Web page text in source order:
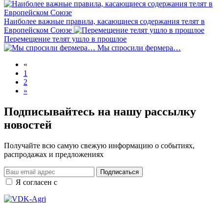
Наиболее важные правила, касающиеся содержания телят в
Европейском Союзе
Перемещение телят ушло в прошлое
Мы спросили фермера…
«
1
2
»
Подписывайтесь на нашу рассылку
новостей
Получайте всю самую свежую информацию о событиях,
распродажах и предложениях
Подписаться
Я согласен с